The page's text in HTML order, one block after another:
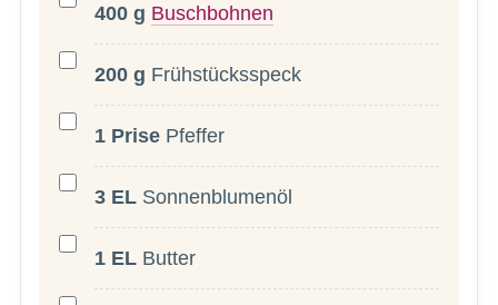
400 g Buschbohnen
200 g Frühstücksspeck
1 Prise Pfeffer
3 EL Sonnenblumenöl
1 EL Butter